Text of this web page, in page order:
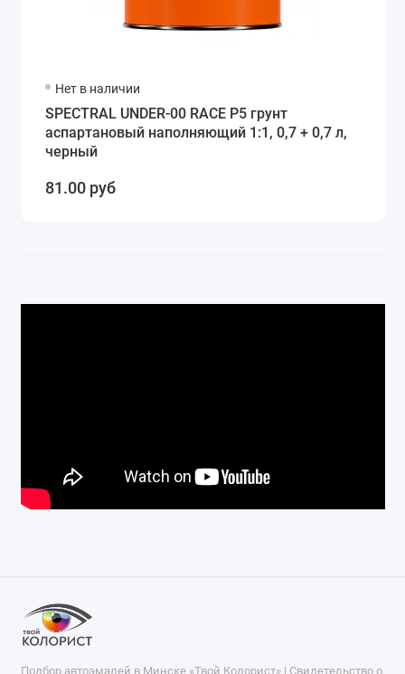
Нет в наличии
SPECTRAL UNDER-00 RACE P5 грунт
аспартановый наполняющий 1:1, 0,7 + 0,7 л,
черный
81.00 руб
Подбор автоэмалей в Минске «Твой Колорист» | Свидетельство о